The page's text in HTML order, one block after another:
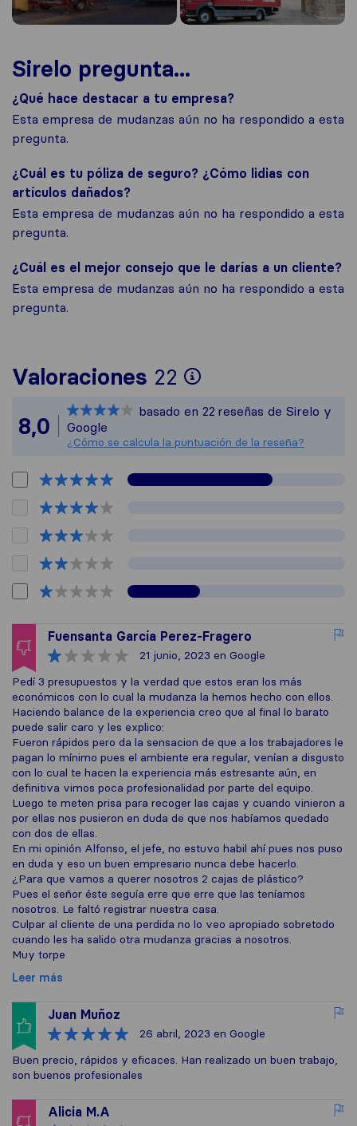
Sirelo pregunta...
¿Qué hace destacar a tu empresa?
Esta empresa de mudanzas aún no ha respondido a esta
pregunta.
¿Cuál es tu póliza de seguro? ¿Cómo lidias con
artículos dañados?
Esta empresa de mudanzas aún no ha respondido a esta
pregunta.
¿Cuál es el mejor consejo que le darías a un cliente?
Esta empresa de mudanzas aún no ha respondido a esta
pregunta.
Valoraciones 22
Para ofrecerte
Todas las
8,0
basado en 22 reseñas de Sirelo y
Google
¿Cómo se calcula la puntuación de la reseña?
Fuensanta García Perez-Fragero
21 junio, 2023 en Google
Pedí 3 presupuestos y la verdad que estos eran los más
económicos con lo cual la mudanza la hemos hecho con ellos.
Haciendo balance de la experiencia creo que al final lo barato
puede salir caro y les explico:
Fueron rápidos pero da la sensacion de que a los trabajadores le
pagan lo mínimo pues el ambiente era regular, venían a disgusto
con lo cual te hacen la experiencia más estresante aún, en
definitiva vimos poca profesionalidad por parte del equipo.
Luego te meten prisa para recoger las cajas y cuando vinieron a
por ellas nos pusieron en duda de que nos habíamos quedado
con dos de ellas.
En mi opinión Alfonso, el jefe, no estuvo habil ahí pues nos puso
en duda y eso un buen empresario nunca debe hacerlo.
¿Para que vamos a querer nosotros 2 cajas de plástico?
Pues el señor éste seguía erre que erre que las teníamos
nosotros. Le faltó registrar nuestra casa.
Culpar al cliente de una perdida no lo veo apropiado sobretodo
cuando les ha salido otra mudanza gracias a nosotros.
Muy torpe
Leer más
Juan Muñoz
26 abril, 2023 en Google
Buen precio, rápidos y eficaces. Han realizado un buen trabajo,
son buenos profesionales
Alicia M.A